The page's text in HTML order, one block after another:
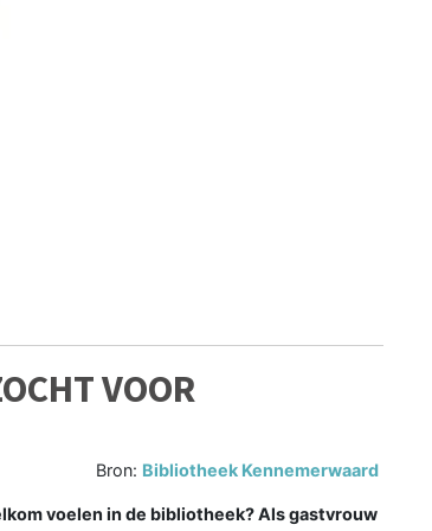
VOOR
Bron: Bibliotheek Kennemerwaard
voelen in de bibliotheek? Als gastvrouw